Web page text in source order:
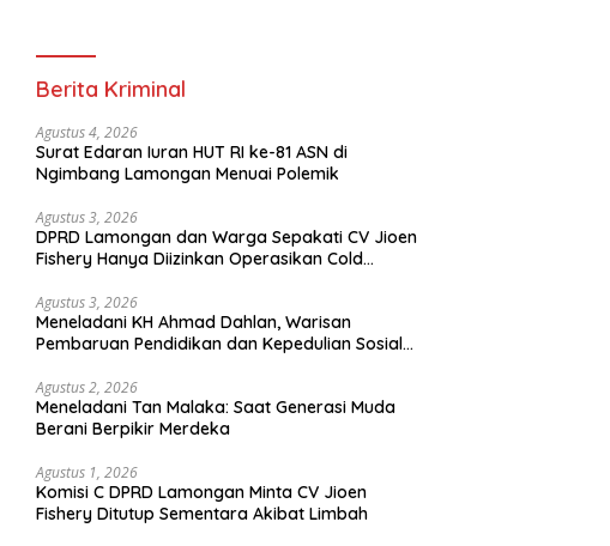
Generasi Muda
Berita Kriminal
Agustus 4, 2026
Surat Edaran Iuran HUT RI ke-81 ASN di
Ngimbang Lamongan Menuai Polemik
Agustus 3, 2026
DPRD Lamongan dan Warga Sepakati CV Jioen
Fishery Hanya Diizinkan Operasikan Cold
Agustus 3, 2026
Meneladani KH Ahmad Dahlan, Warisan
Pembaruan Pendidikan dan Kepedulian Sosial
Agustus 2, 2026
Meneladani Tan Malaka: Saat Generasi Muda
Berani Berpikir Merdeka
Agustus 1, 2026
Komisi C DPRD Lamongan Minta CV Jioen
Fishery Ditutup Sementara Akibat Limbah